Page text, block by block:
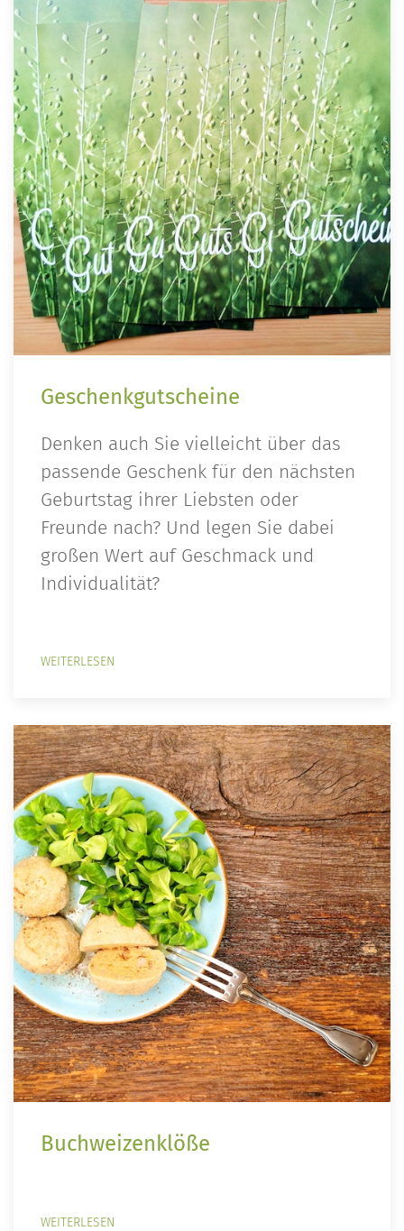
Geschenkgutscheine
Denken auch Sie vielleicht über das
passende Geschenk für den nächsten
Geburtstag ihrer Liebsten oder
Freunde nach? Und legen Sie dabei
großen Wert auf Geschmack und
Individualität?
WEITERLESEN
Buchweizenklöße
WEITERLESEN